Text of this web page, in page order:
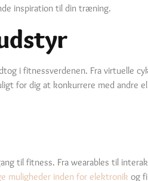
inspiration til din træning.
i fitnessverdenen. Fra virtuelle
for dig at konkurrere med
til fitness. Fra wearables til
muligheder inden for elektronik og